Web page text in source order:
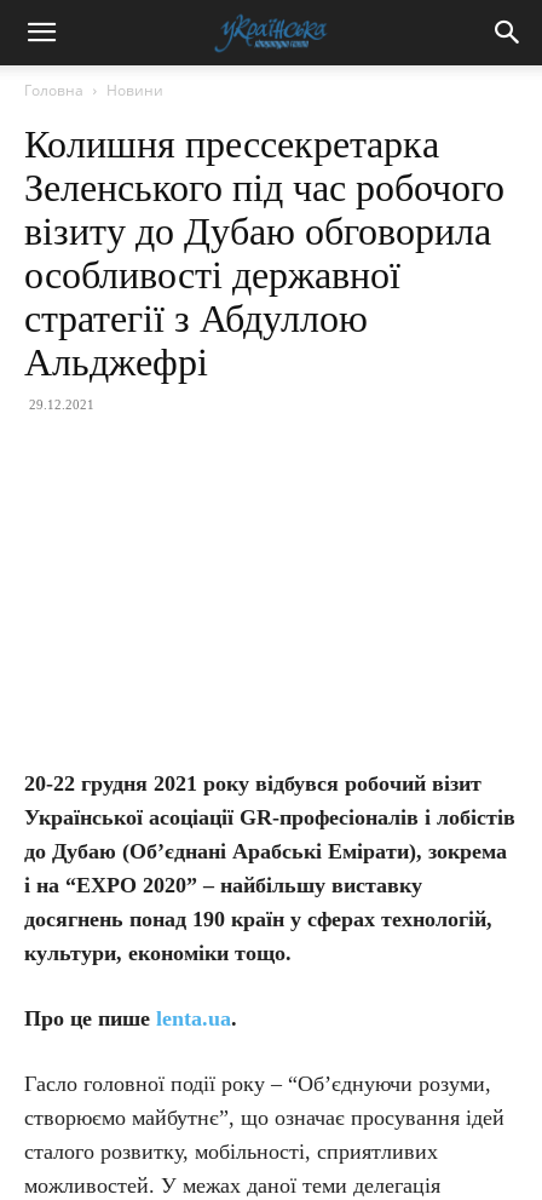
Головна Новини
Колишня прессекретарка
Зеленського під час робочого
візиту до Дубаю обговорила
особливості державної
стратегії з Абдуллою
Альджефрі
29.12.2021
20-22 грудня 2021 року відбувся робочий візит
Української асоціації GR-професіоналів і лобістів
до Дубаю (Об’єднані Арабські Емірати), зокрема
і на “EXPO 2020” – найбільшу виставку
досягнень понад 190 країн у сферах технологій,
культури, економіки тощо.
Про це пише lenta.ua.
Гасло головної події року – “Об’єднуючи розуми,
створюємо майбутнє”, що означає просування ідей
сталого розвитку, мобільності, сприятливих
можливостей. У межах даної теми делегація